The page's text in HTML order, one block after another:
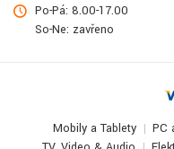
Po-Pá: 8.00-17.00
So-Ne: zavřeno
Mobily a Tablety PC